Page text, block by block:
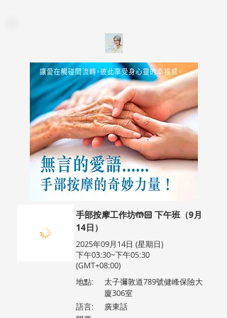
手部按摩工作坊🤲🏻 下午班（9月
14日）
2025年09月14日 (星期日)
下午03:30~下午05:30
(GMT+08:00)
地點:
太子彌敦道789號健峰保險大
廈306室
語言:
廣東話